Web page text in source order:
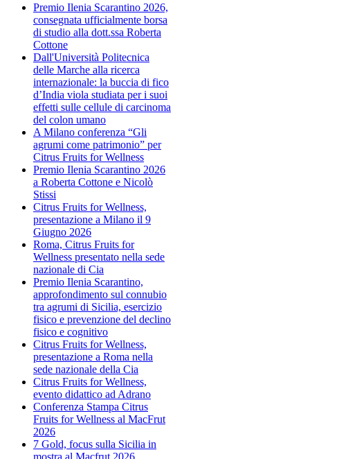
Premio Ilenia Scarantino 2026,
consegnata ufficialmente borsa
di studio alla dott.ssa Roberta
Cottone
Dall'Università Politecnica
delle Marche alla ricerca
internazionale: la buccia di fico
d’India viola studiata per i suoi
effetti sulle cellule di carcinoma
del colon umano
A Milano conferenza “Gli
agrumi come patrimonio” per
Citrus Fruits for Wellness
Premio Ilenia Scarantino 2026
a Roberta Cottone e Nicolò
Stissi
Citrus Fruits for Wellness,
presentazione a Milano il 9
Giugno 2026
Roma, Citrus Fruits for
Wellness presentato nella sede
nazionale di Cia
Premio Ilenia Scarantino,
approfondimento sul connubio
tra agrumi di Sicilia, esercizio
fisico e prevenzione del declino
fisico e cognitivo
Citrus Fruits for Wellness,
presentazione a Roma nella
sede nazionale della Cia
Citrus Fruits for Wellness,
evento didattico ad Adrano
Conferenza Stampa Citrus
Fruits for Wellness al MacFrut
2026
7 Gold, focus sulla Sicilia in
mostra al Macfrut 2026